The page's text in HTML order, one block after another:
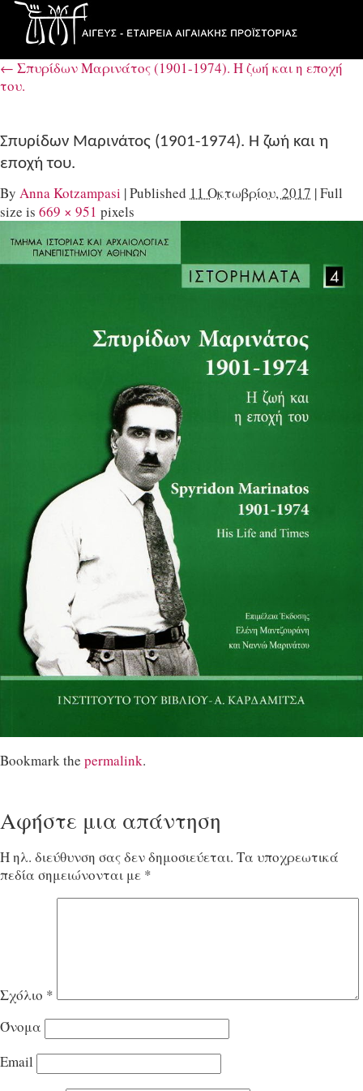
← Σπυρίδων Μαρινάτος (1901-1974). Η ζωή και η εποχή
του.
Σπυρίδων Μαρινάτος (1901-1974). Η ζωή και η
εποχή του.
By Anna Kotzampasi |Published 11 Οκτωβρίου, 2017 |Full
size is 669 × 951 pixels
Bookmark the permalink.
Αφήστε μια απάντηση
Η ηλ. διεύθυνση σας δεν δημοσιεύεται. Τα υποχρεωτικά
πεδία σημειώνονται με *
Σχόλιο *
Όνομα
Email